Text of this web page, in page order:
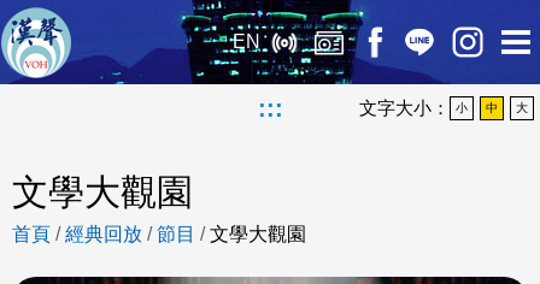
EN
::: 文字大小： 小 中 大
文學大觀園
首頁 /經典回放 /節目 /文學大觀園